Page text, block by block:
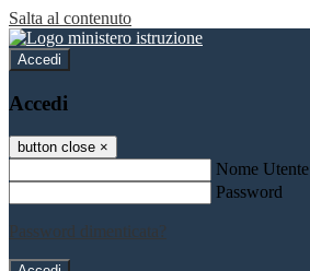
Salta al contenuto
Accedi
Accedi
button close ×
Nome Utente
Password
Password dimenticata?